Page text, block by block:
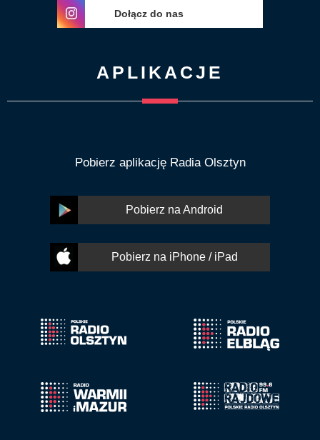
Dołącz do nas
APLIKACJE
Pobierz aplikację Radia Olsztyn
Pobierz na Android
Pobierz na iPhone / iPad